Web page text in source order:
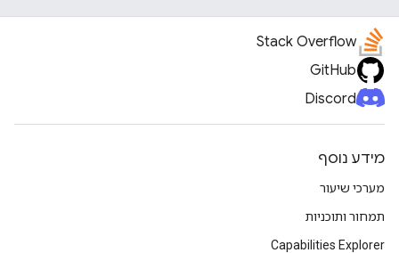
Stack Overflow
GitHub
Discord
מידע נוסף
מערכי שיעור
תמחור ותוכניות
Capabilities Explorer